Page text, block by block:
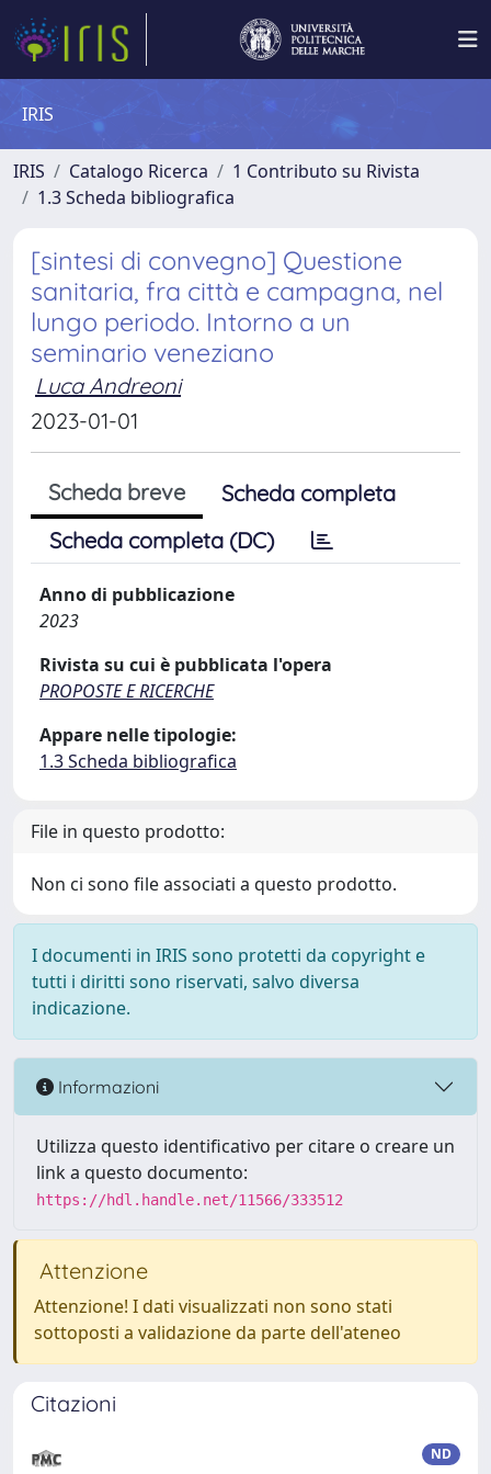
IRIS
IRIS Catalogo Ricerca
1 Contributo su Rivista
1.3 Scheda bibliografica
[sintesi di convegno] Questione
sanitaria, fra città e campagna, nel
lungo periodo. Intorno a un
seminario veneziano
Luca Andreoni
2023-01-01
Scheda breve
Scheda completa
Scheda completa (DC)
Anno di pubblicazione
2023
Rivista su cui è pubblicata l'opera
PROPOSTE E RICERCHE
Appare nelle tipologie:
1.3 Scheda bibliografica
File in questo prodotto:
Non ci sono file associati a questo prodotto.
I documenti in IRIS sono protetti da copyright e
tutti i diritti sono riservati, salvo diversa
indicazione.
Informazioni
Utilizza questo identificativo per citare o creare un
link a questo documento:
https://hdl.handle.net/11566/333512
Attenzione
Attenzione! I dati visualizzati non sono stati
sottoposti a validazione da parte dell'ateneo
Citazioni
ND